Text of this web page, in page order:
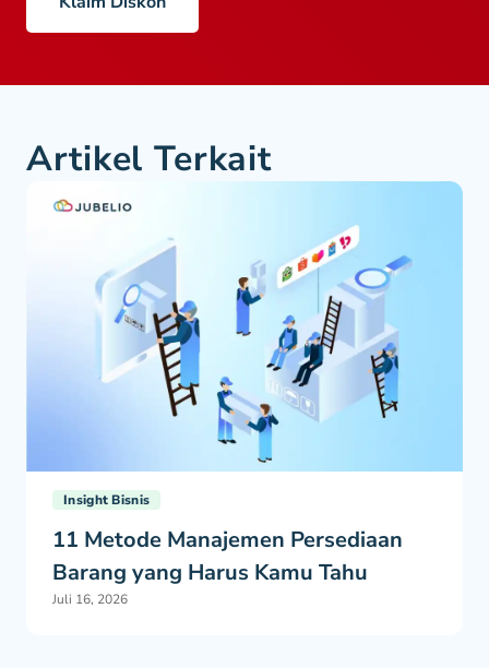
Artikel Terkait
Insight Bisnis
11 Metode Manajemen Persediaan
Barang yang Harus Kamu Tahu
Juli 16, 2026